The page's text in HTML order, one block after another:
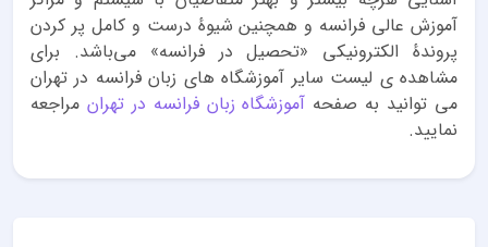
آموزش عالی فرانسه و همچنین شیوهٔ درست و کامل پر کردن
پروندهٔ الکترونیکی «تحصیل در فرانسه» می‌باشد. برای
مشاهده ی لیست سایر آموزشگاه های زبان فرانسه در تهران
می توانید به صفحه آموزشگاه زبان فرانسه در تهران مراجعه
نمایید.